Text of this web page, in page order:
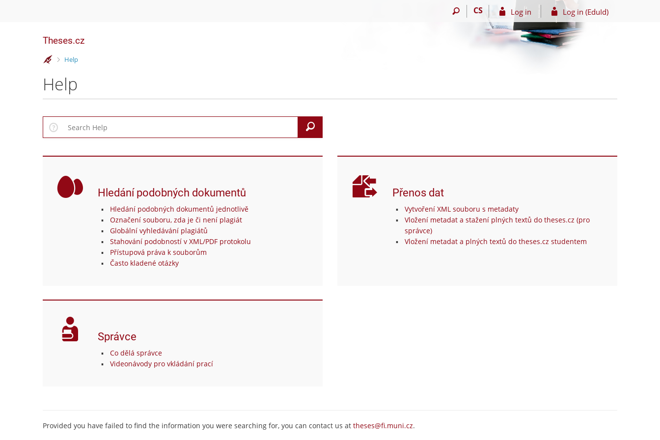
CS Log in Log in (EduId)
Theses.cz
>Help
Help
Hledání podobných dokumentů
Hledání podobných dokumentů jednotlivě
Označení souboru, zda je či není plagiát
Globální vyhledávání plagiátů
Stahování podobností v XML/PDF protokolu
Přístupová práva k souborům
Často kladené otázky
Přenos dat
Vytvoření XML souboru s metadaty
Vložení metadat a stažení plných textů do theses.cz (pro
správce)
Vložení metadat a plných textů do theses.cz studentem
Správce
Co dělá správce
Videonávody pro vkládání prací
Provided you have failed to find the information you were searching for, you can contact us at theses@fi.muni.cz.